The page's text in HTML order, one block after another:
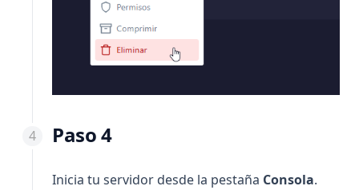
Paso 4
Inicia tu servidor desde la pestaña Consola.